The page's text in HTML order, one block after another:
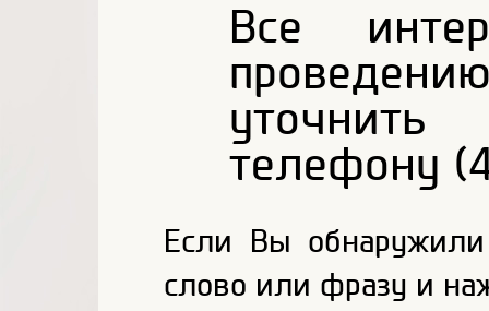
Все
телефону
Если Вы
слово или фразу и